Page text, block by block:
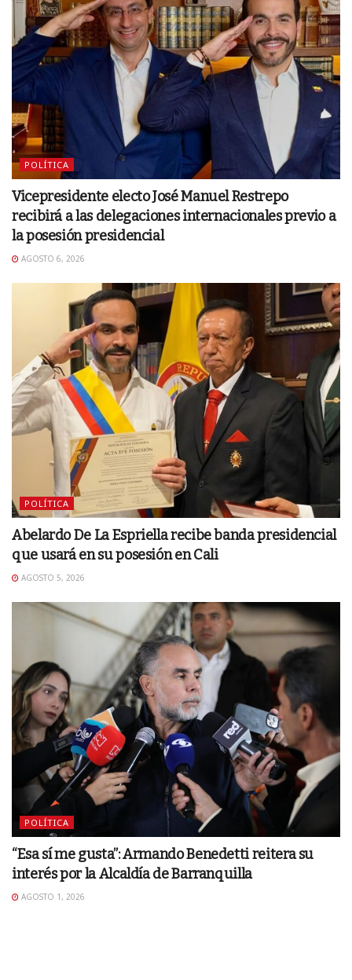
POLÍTICA
Vicepresidente electo José Manuel Restrepo
recibirá a las delegaciones internacionales previo a
la posesión presidencial
AGOSTO 6, 2026
POLÍTICA
Abelardo De La Espriella recibe banda presidencial
que usará en su posesión en Cali
AGOSTO 5, 2026
POLÍTICA
“Esa sí me gusta”: Armando Benedetti reitera su
interés por la Alcaldía de Barranquilla
AGOSTO 1, 2026